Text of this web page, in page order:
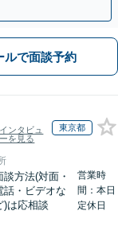
ルで面談予約
インタビュ
ーを見る
東京都
談方法(対面・
話・ビデオな
)は応相談
営業時
間：本日
定休日